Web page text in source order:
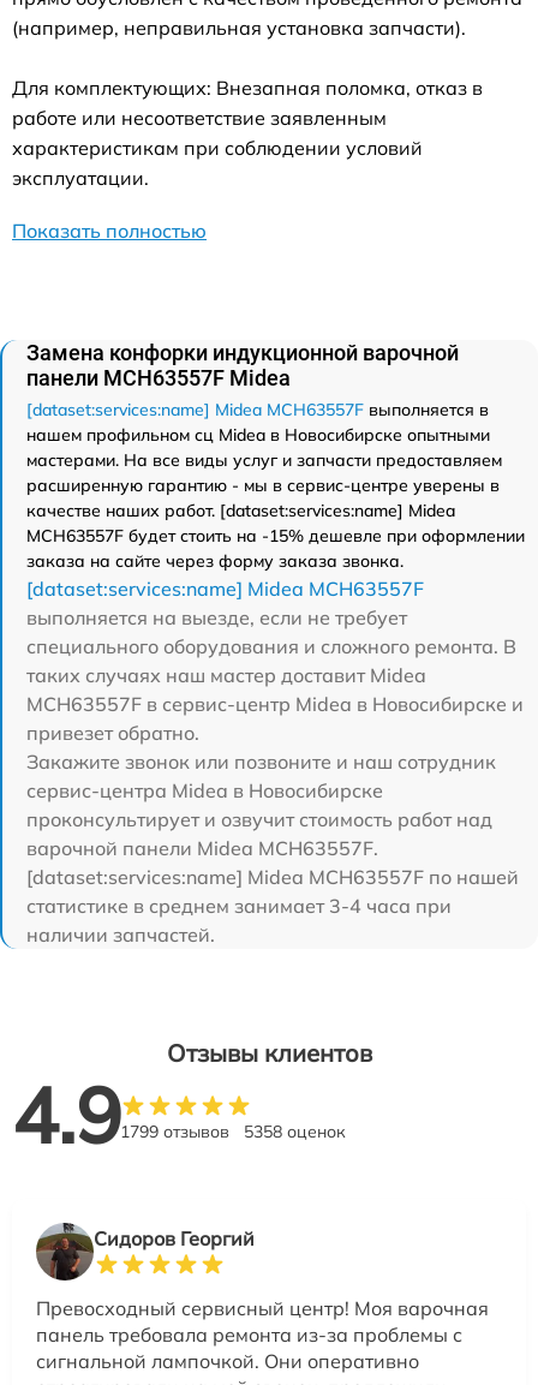
(например, неправильная установка запчасти).
Для комплектующих: Внезапная поломка, отказ в
работе или несоответствие заявленным
характеристикам при соблюдении условий
эксплуатации.
Показать полностью
Замена конфорки индукционной варочной
панели MCH63557F Midea
[dataset:services:name] Midea MCH63557F выполняется в
нашем профильном сц Midea в Новосибирске опытными
мастерами. На все виды услуг и запчасти предоставляем
расширенную гарантию - мы в сервис-центре уверены в
качестве наших работ. [dataset:services:name] Midea
MCH63557F будет стоить на -15% дешевле при оформлении
заказа на сайте через форму заказа звонка.
[dataset:services:name] Midea MCH63557F
выполняется на выезде, если не требует
специального оборудования и сложного ремонта. В
таких случаях наш мастер доставит Midea
MCH63557F в сервис-центр Midea в Новосибирске и
привезет обратно.
Закажите звонок или позвоните и наш сотрудник
сервис-центра Midea в Новосибирске
проконсультирует и озвучит стоимость работ над
варочной панели Midea MCH63557F.
[dataset:services:name] Midea MCH63557F по нашей
статистике в среднем занимает 3-4 часа при
наличии запчастей.
Отзывы клиентов
4.91799 отзывов 5358 оценок
Сидоров Георгий
Превосходный сервисный центр! Моя варочная
панель требовала ремонта из-за проблемы с
сигнальной лампочкой. Они оперативно